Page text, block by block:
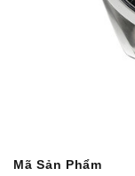
Mã Sản Phẩm